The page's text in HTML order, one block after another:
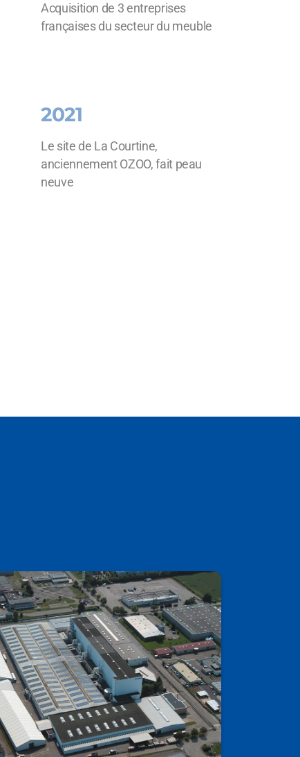
Acquisition de 3 entreprises
françaises du secteur du meuble
2021
Le site de La Courtine,
anciennement OZOO, fait peau
neuve